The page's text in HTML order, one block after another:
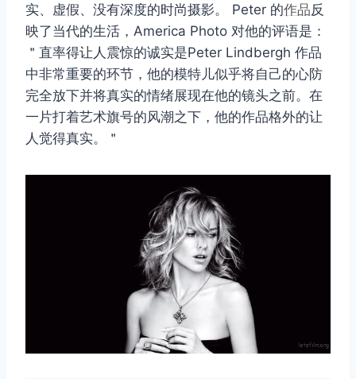
实、虚假、没有深度的时尚摄影。 Peter 的作品反
映了当代的生活，America Photo 对他的评语是：
＂直率得让人震惊的诚实是Peter Lindbergh 作品
中非常重要的环节，他的模特儿似乎将自己的心防
完全放下并将真实的情绪展现在他的镜头之前。在
一片打着艺术旗号的风潮之下，他的作品格外的让
人觉得真实。＂